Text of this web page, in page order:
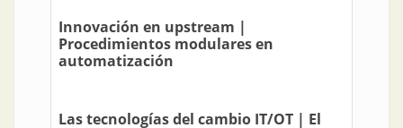
Innovación en upstream |
Procedimientos modulares en
automatización
Las tecnologías del cambio IT/OT | El